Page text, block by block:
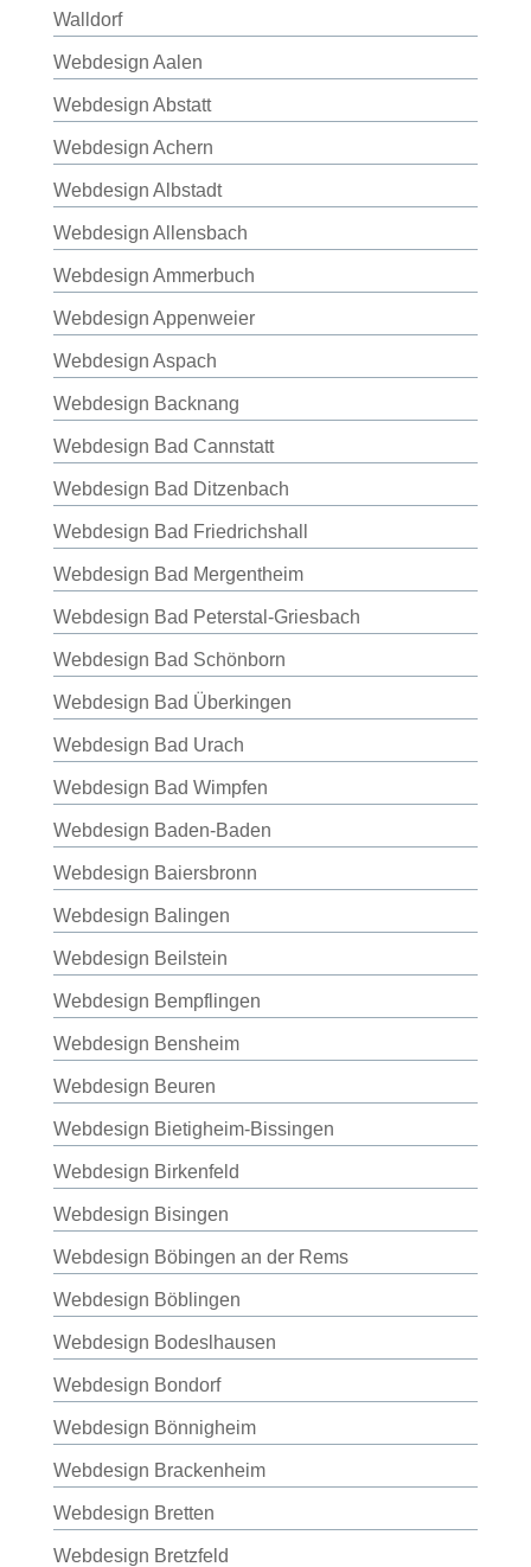
Walldorf
Webdesign Aalen
Webdesign Abstatt
Webdesign Achern
Webdesign Albstadt
Webdesign Allensbach
Webdesign Ammerbuch
Webdesign Appenweier
Webdesign Aspach
Webdesign Backnang
Webdesign Bad Cannstatt
Webdesign Bad Ditzenbach
Webdesign Bad Friedrichshall
Webdesign Bad Mergentheim
Webdesign Bad Peterstal-Griesbach
Webdesign Bad Schönborn
Webdesign Bad Überkingen
Webdesign Bad Urach
Webdesign Bad Wimpfen
Webdesign Baden-Baden
Webdesign Baiersbronn
Webdesign Balingen
Webdesign Beilstein
Webdesign Bempflingen
Webdesign Bensheim
Webdesign Beuren
Webdesign Bietigheim-Bissingen
Webdesign Birkenfeld
Webdesign Bisingen
Webdesign Böbingen an der Rems
Webdesign Böblingen
Webdesign Bodeslhausen
Webdesign Bondorf
Webdesign Bönnigheim
Webdesign Brackenheim
Webdesign Bretten
Webdesign Bretzfeld